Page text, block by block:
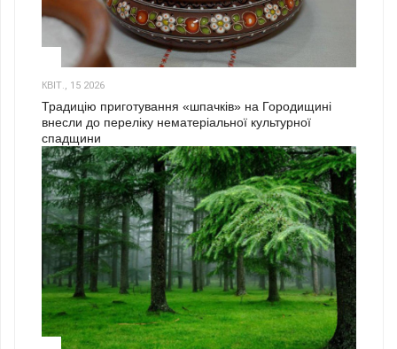
КВІТ., 15 2026
Традицію приготування «шпачків» на Городищині
внесли до переліку нематеріальної культурної
спадщини